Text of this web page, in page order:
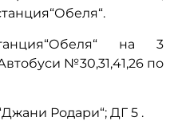
на 3
№30,31,41,26 по
Родари“; ДГ 5 .